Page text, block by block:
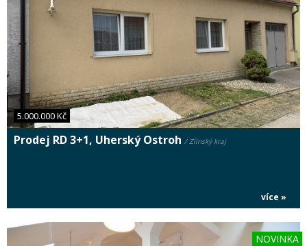
5.000.000 Kč
Prodej RD 3+1, Uherský Ostroh / Zlínský kraj
více »
NOVINKA